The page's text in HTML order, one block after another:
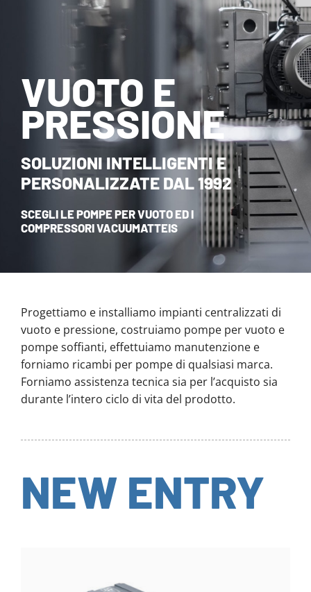
HOME
VUOTO E
PRESSIONE
SOLUZIONI INTELLIGENTI E
PERSONALIZZATE DAL 1992
SCEGLI LE POMPE PER VUOTO ED I
COMPRESSORI VACUUMATTEIS
Progettiamo e installiamo impianti centralizzati di
vuoto e pressione, costruiamo pompe per vuoto e
pompe soffianti, effettuiamo manutenzione e
forniamo ricambi per pompe di qualsiasi marca.
Forniamo assistenza tecnica sia per l’acquisto sia
durante l’intero ciclo di vita del prodotto.
NEW ENTRY